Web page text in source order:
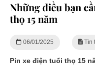
Những điều bạn
thọ 15 năm
06/01/2025 Tin
Pin xe điện tuổi thọ 15